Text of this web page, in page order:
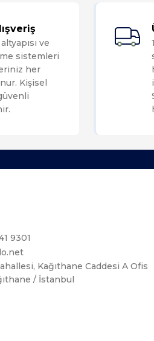
ve
sistemleri
her
Kişisel
9301
Kağıthane Caddesi A Ofis
/ İstanbul